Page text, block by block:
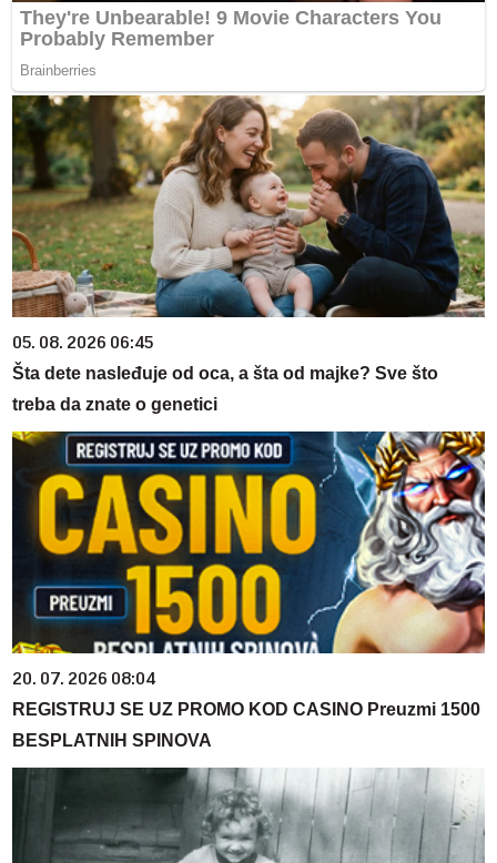
05. 08. 2026 06:45
Šta dete nasleđuje od oca, a šta od majke? Sve što
treba da znate o genetici
20. 07. 2026 08:04
REGISTRUJ SE UZ PROMO KOD CASINO Preuzmi 1500
BESPLATNIH SPINOVA